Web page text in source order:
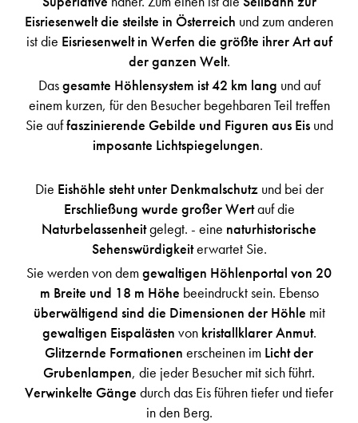
Eisriesenwelt die steilste in Österreich und zum anderen
ist die Eisriesenwelt in Werfen die größte ihrer Art auf
der ganzen Welt.
Dasgesamte Höhlensystem ist 42 km lang und auf
einem kurzen, für den Besucher begehbaren Teil treffen
Sie auffaszinierende Gebilde und Figuren aus Eis und
imposante Lichtspiegelungen.
Die Eishöhle steht unter Denkmalschutzund bei der
Erschließung wurde großer Wertauf die
Naturbelassenheitgelegt. - eine naturhistorische
Sehenswürdigkeiterwartet Sie.
Sie werden von demgewaltigen Höhlenportal von 20
m Breite und 18 m Höhe beeindruckt sein. Ebenso
überwältigend sind die Dimensionen der Höhle mit
gewaltigen Eispalästen von kristallklarer Anmut.
Glitzernde Formationen erscheinen im Licht der
Grubenlampen, die jeder Besucher mit sich führt.
Verwinkelte Gänge durch das Eis führen tiefer und tiefer
in den Berg.